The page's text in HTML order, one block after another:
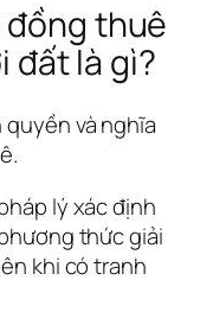
thuê
đất là gì?
và nghĩa
lý xác định
thức giải
khi có tranh